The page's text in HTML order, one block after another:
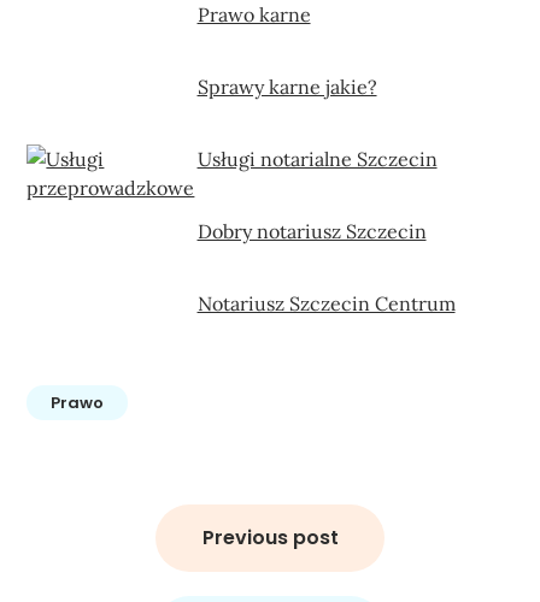
Prawo karne
Sprawy karne jakie?
Usługi notarialne Szczecin
Dobry notariusz Szczecin
Notariusz Szczecin Centrum
Prawo
Previous post